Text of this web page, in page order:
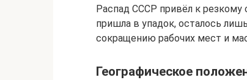
Распад СССР привёл к
пришла в упадок, осталось
сокращению рабочих мест и
Географическое